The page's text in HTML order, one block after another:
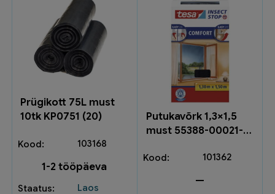
Prügikott 75L must
10tk KP0751 (20)
103168
1-2 tööpäeva
Laos
Putukavõrk 1,3×1,5
must 55388-00021-
101362
—